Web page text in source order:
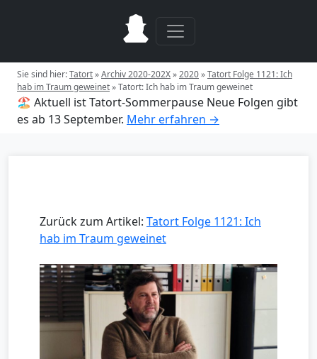
Sie sind hier:Tatort»Archiv 2020-202X»2020»Tatort Folge 1121: Ich
hab im Traum geweinet»Tatort: Ich hab im Traum geweinet
🏖️ Aktuell ist Tatort-Sommerpause Neue Folgen gibt
es ab 13 September. Mehr erfahren →
Zurück zum Artikel: Tatort Folge 1121: Ich
hab im Traum geweinet